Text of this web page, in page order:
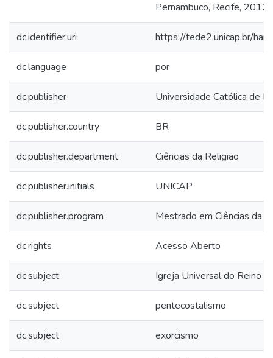
Pernambuco, Recife, 2012.
dc.identifier.uri https://tede2.unicap.br/
dc.language por
dc.publisher Universidade Católica de
dc.publisher.country BR
dc.publisher.department Ciências da Religião
dc.publisher.initials UNICAP
dc.publisher.program Mestrado em Ciências da
dc.rights Acesso Aberto
dc.subject Igreja Universal do Reino
dc.subject pentecostalismo
dc.subject exorcismo